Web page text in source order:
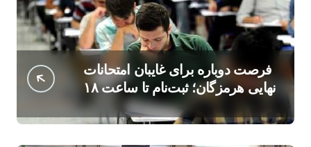
فرصت دوباره برای غایبان امتحانات
نهایی هرمزگان؛ ثبت‌نام تا ساعت ۱۸
امروز